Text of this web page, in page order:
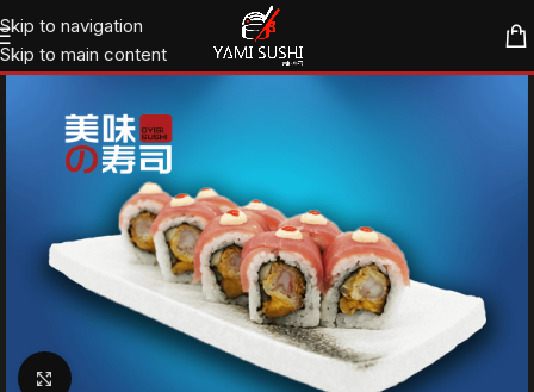
Skip to navigation
Skip to main content
Klik for at forstørre